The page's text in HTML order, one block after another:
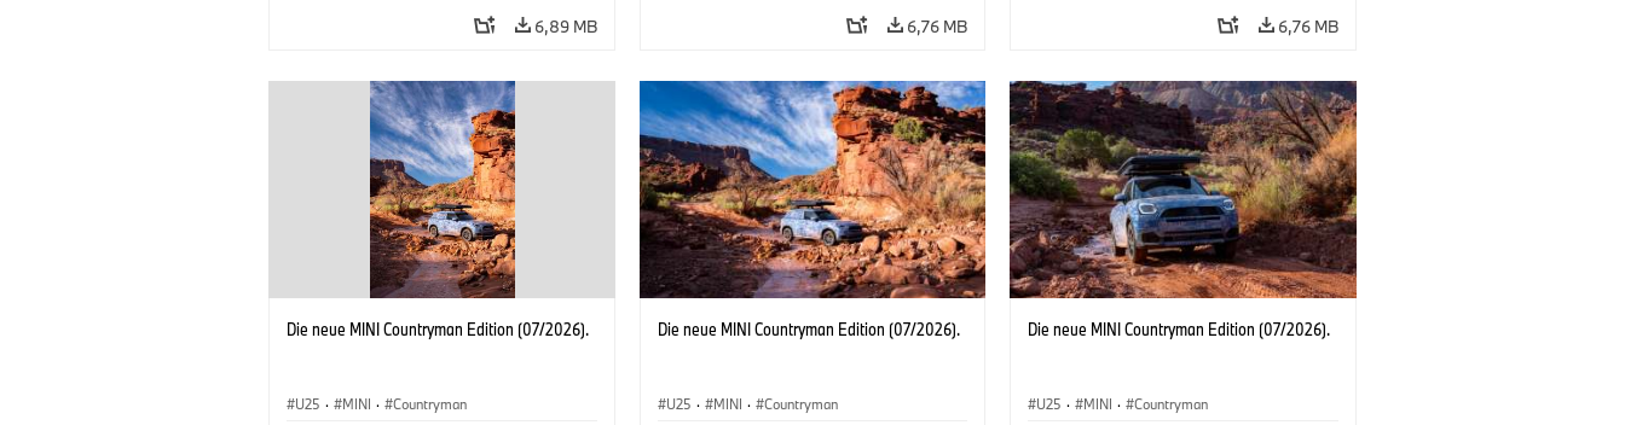
6,89 MB 6,76 MB 6,76 MB
Die neue MINI Countryman Edition (07/2026).
U25 · MINI · Countryman
Die neue MINI Countryman Edition (07/2026).
U25 · MINI · Countryman
Die neue MINI Countryman Edition (07/2026).
U25 · MINI · Countryman